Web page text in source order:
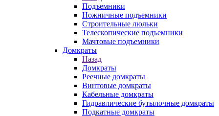
Подъемники
Ножничные подъемники
Строительные люльки
Телескопические подъемники
Мачтовые подъемники
Домкраты
Назад
Домкраты
Реечные домкраты
Винтовые домкраты
Кабельные домкраты
Гидравлические бутылочные домкраты
Подкатные домкраты